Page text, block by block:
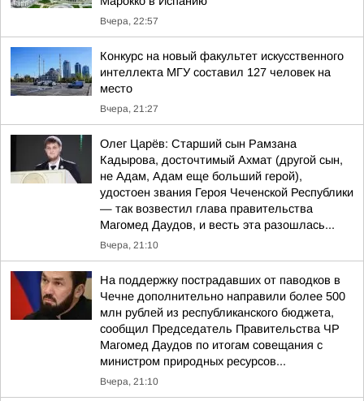
Вчера, 22:57
Конкурс на новый факультет искусственного
интеллекта МГУ составил 127 человек на
место
Вчера, 21:27
Олег Царёв: Старший сын Рамзана
Кадырова, досточтимый Ахмат (другой сын,
не Адам, Адам еще больший герой),
удостоен звания Героя Чеченской Республики
— так возвестил глава правительства
Магомед Даудов, и весть эта разошлась...
Вчера, 21:10
На поддержку пострадавших от паводков в
Чечне дополнительно направили более 500
млн рублей из республиканского бюджета,
сообщил Председатель Правительства ЧР
Магомед Даудов по итогам совещания с
министром природных ресурсов...
Вчера, 21:10